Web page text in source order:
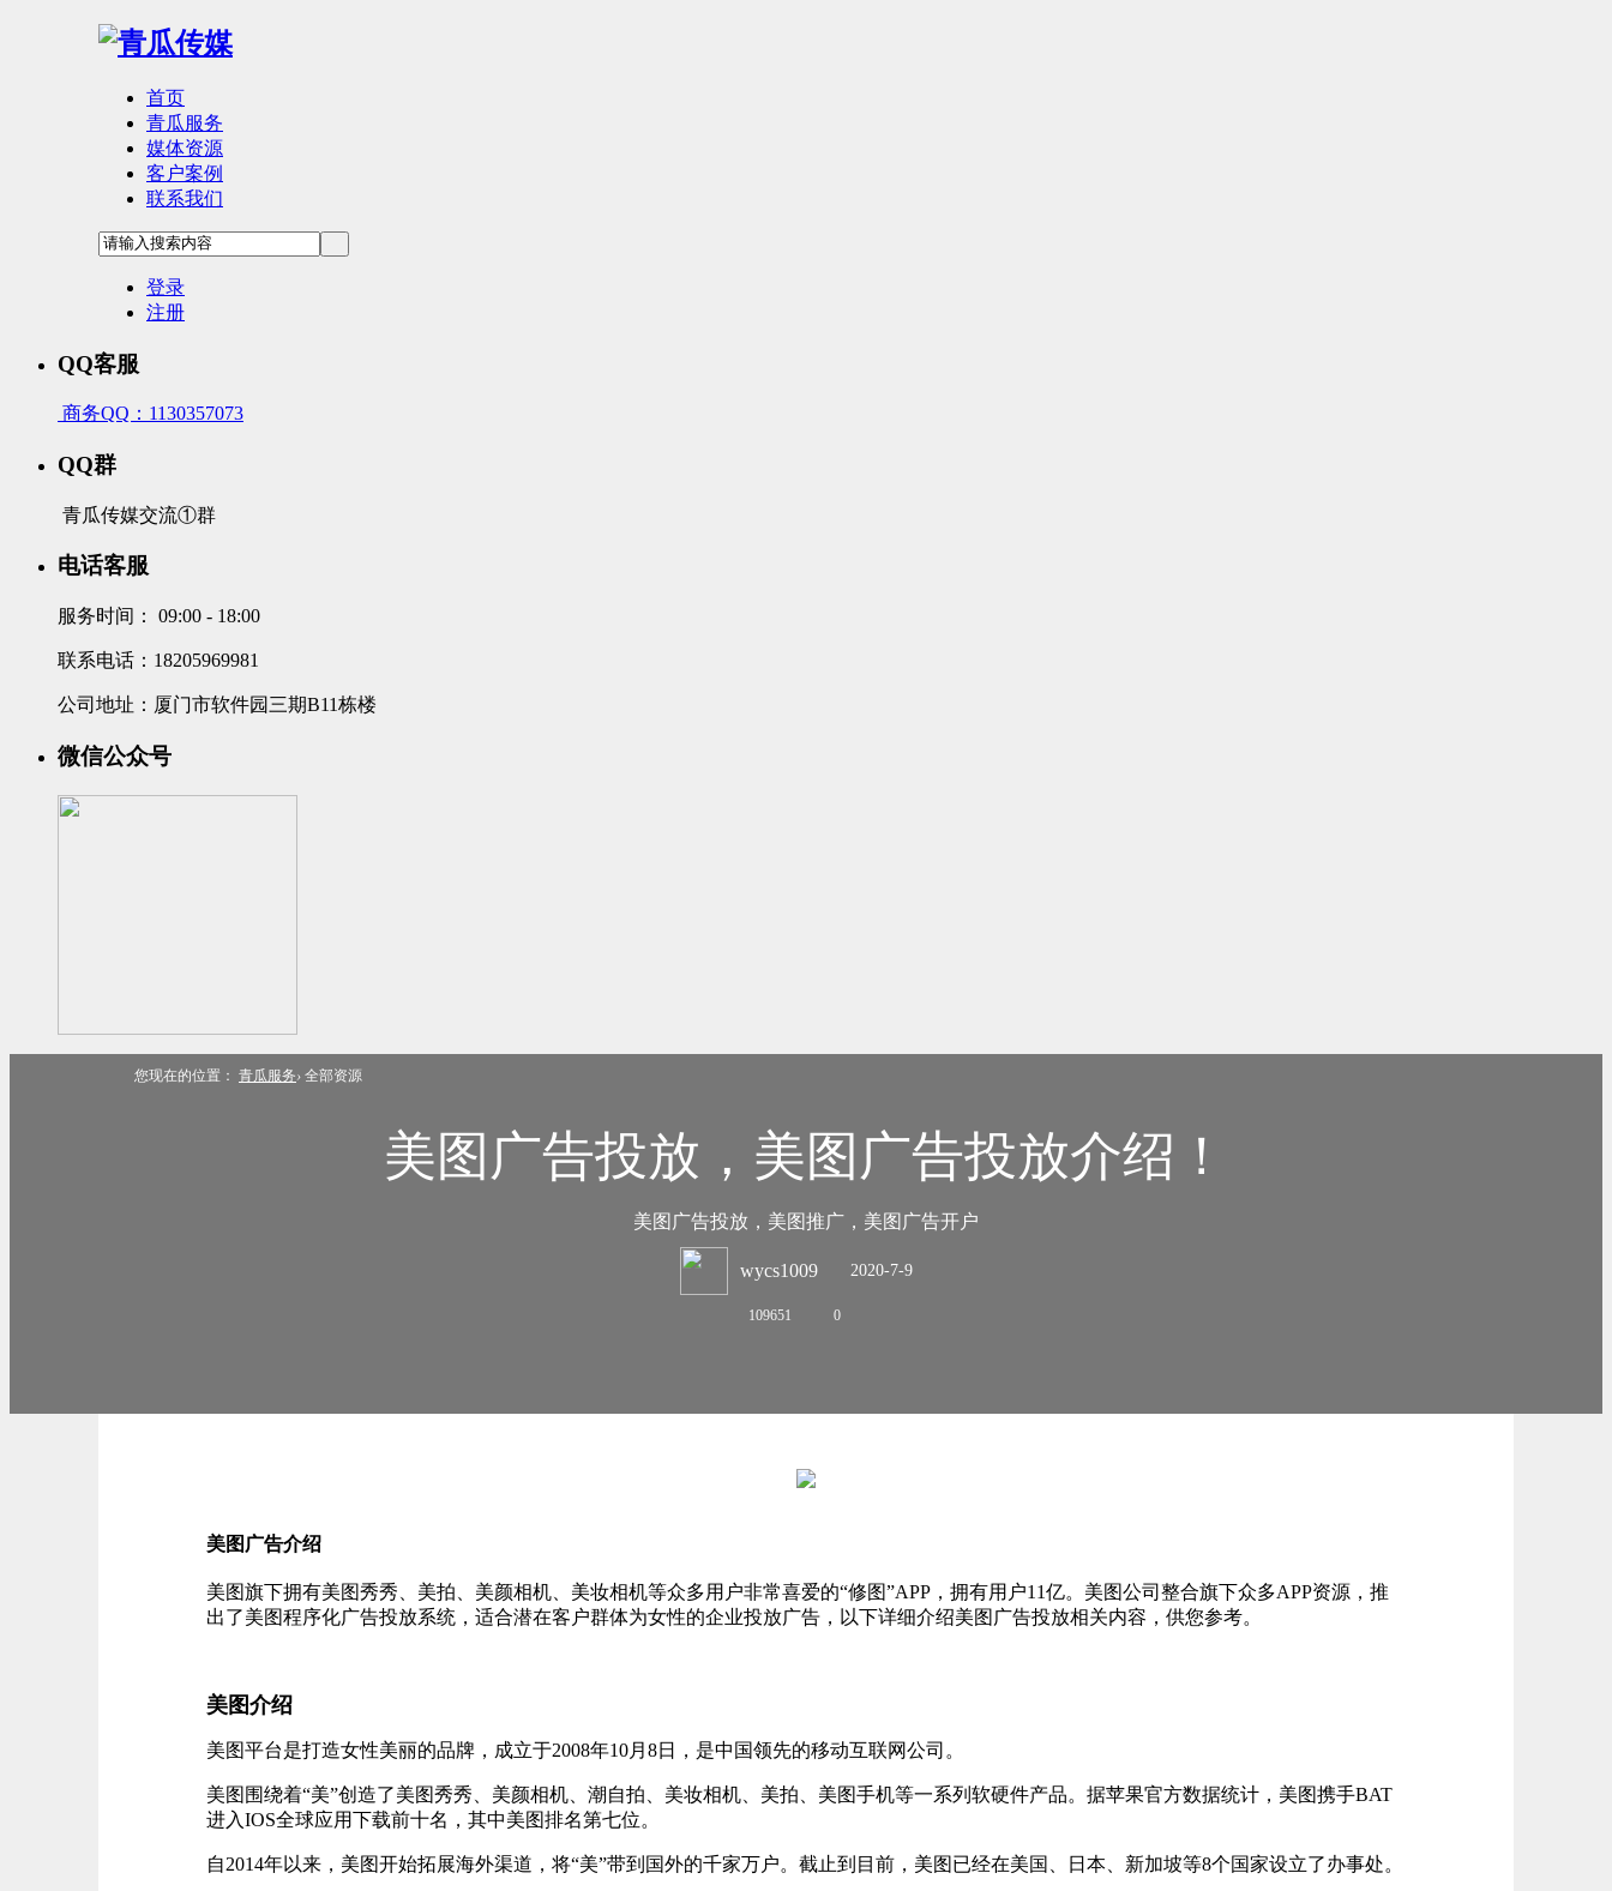
首页
青瓜服务
媒体资源
客户案例
联系我们
登录
注册
QQ客服
商务QQ：1130357073
QQ群
青瓜传媒交流①群
电话客服
服务时间： 09:00 - 18:00
联系电话：18205969981
公司地址：厦门市软件园三期B11栋楼
微信公众号
您现在的位置： 青瓜服务› 全部资源
美图广告投放，美图广告投放介绍！
美图广告投放，美图推广，美图广告开户
wycs1009 2020-7-9
109651 0
美图广告介绍
美图旗下拥有美图秀秀、美拍、美颜相机、美妆相机等众多用户非常喜爱的“修图”APP，拥有用户11亿。美图公司整合旗下众多APP资源，推
出了美图程序化广告投放系统，适合潜在客户群体为女性的企业投放广告，以下详细介绍美图广告投放相关内容，供您参考。
美图介绍
美图平台是打造女性美丽的品牌，成立于2008年10月8日，是中国领先的移动互联网公司。
美图围绕着“美”创造了美图秀秀、美颜相机、潮自拍、美妆相机、美拍、美图手机等一系列软硬件产品。据苹果官方数据统计，美图携手BAT
进入IOS全球应用下载前十名，其中美图排名第七位。
自2014年以来，美图开始拓展海外渠道，将“美”带到国外的千家万户。截止到目前，美图已经在美国、日本、新加坡等8个国家设立了办事处。